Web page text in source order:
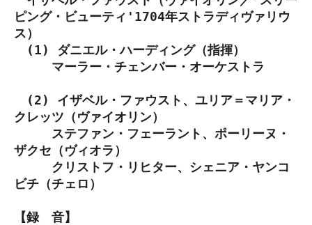
ピング・ビューティ'1704年ストラディヴァリウ
ス）
(1) ダニエル・ハーディング（指揮）
マーラー・チェンバー・オーケストラ
(2) イザベル・ファウスト、ユリア＝マリア・
クレッツ（ヴァイオリン）
ステファン・フェーラント、ポーリーヌ・
ザクセ（ヴィオラ）
クリストフ・リヒター、シェニア・ヤンコ
ビチ（チェロ）
【録 音】